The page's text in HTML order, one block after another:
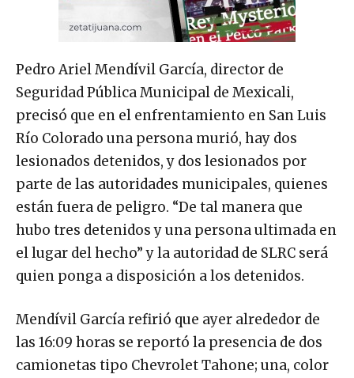
Pedro Ariel Mendívil García, director de
Seguridad Pública Municipal de Mexicali,
precisó que en el enfrentamiento en San Luis
Río Colorado una persona murió, hay dos
lesionados detenidos, y dos lesionados por
parte de las autoridades municipales, quienes
están fuera de peligro. “De tal manera que
hubo tres detenidos y una persona ultimada en
el lugar del hecho” y la autoridad de SLRC será
quien ponga a disposición a los detenidos.
Mendívil García refirió que ayer alrededor de
las 16:09 horas se reportó la presencia de dos
camionetas tipo Chevrolet Tahone; una, color